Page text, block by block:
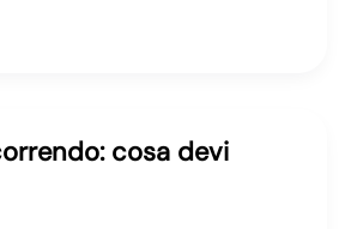
cosa devi